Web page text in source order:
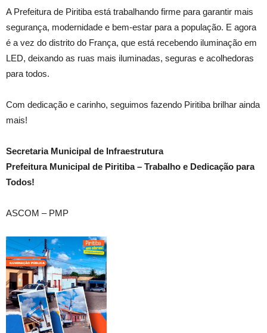
A Prefeitura de Piritiba está trabalhando firme para garantir mais
segurança, modernidade e bem-estar para a população. E agora
é a vez do distrito do França, que está recebendo iluminação em
LED, deixando as ruas mais iluminadas, seguras e acolhedoras
para todos.
Com dedicação e carinho, seguimos fazendo Piritiba brilhar ainda
mais!
Secretaria Municipal de Infraestrutura
Prefeitura Municipal de Piritiba – Trabalho e Dedicação para
Todos!
ASCOM – PMP